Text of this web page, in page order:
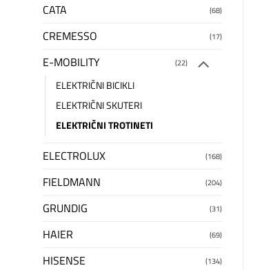
CATA (68)
CREMESSO (17)
E-MOBILITY (22)
ELEKTRIČNI BICIKLI
ELEKTRIČNI SKUTERI
ELEKTRIČNI TROTINETI
ELECTROLUX (168)
FIELDMANN (204)
GRUNDIG (31)
HAIER (69)
HISENSE (134)